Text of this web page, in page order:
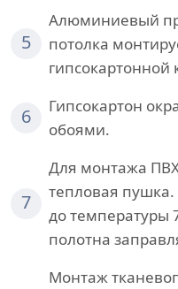
5
Алюминиевый
потолка
гипсокартонной
6
Гипсокартон
обоями.
7
Для монтажа
тепловая
до температуры
полотна
Монтаж